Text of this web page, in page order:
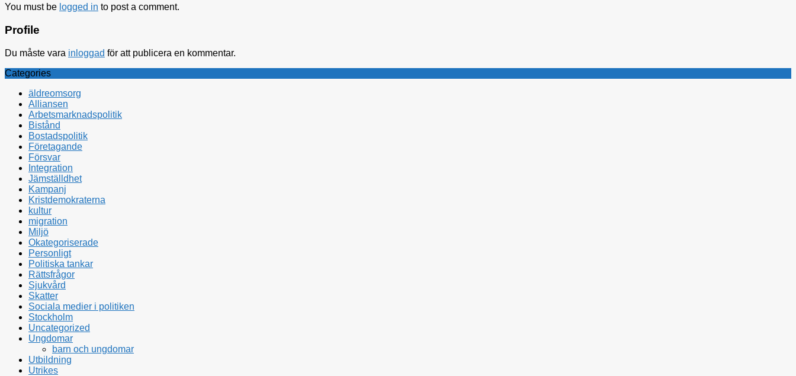
You must be logged in to post a comment.
Profile
Du måste vara inloggad för att publicera en kommentar.
Categories
äldreomsorg
Alliansen
Arbetsmarknadspolitik
Bistånd
Bostadspolitik
Företagande
Försvar
Integration
Jämställdhet
Kampanj
Kristdemokraterna
kultur
migration
Miljö
Okategoriserade
Personligt
Politiska tankar
Rättsfrågor
Sjukvård
Skatter
Sociala medier i politiken
Stockholm
Uncategorized
Ungdomar
barn och ungdomar
Utbildning
Utrikes